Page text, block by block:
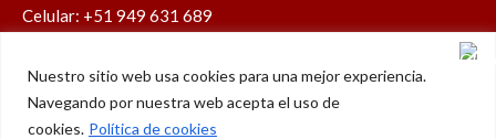
Nuestro sitio web usa cookies para una mejor experiencia.
Navegando por nuestra web acepta el uso de
cookies. Política de cookies
Celular: +51 949 631 689
prensa@perucatolico.com
www.perucatolico.com
«14 años evangelizando el Perú»